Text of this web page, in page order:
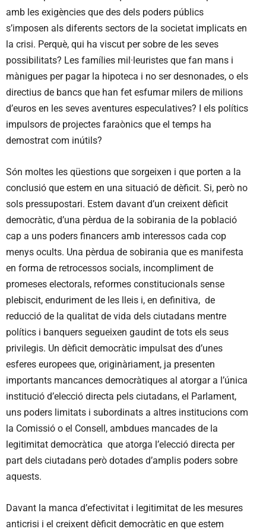
amb les exigències que des dels poders públics
s’imposen als diferents sectors de la societat implicats en
la crisi. Perquè, qui ha viscut per sobre de les seves
possibilitats? Les famílies mil·leuristes que fan mans i
mànigues per pagar la hipoteca i no ser desnonades, o els
directius de bancs que han fet esfumar milers de milions
d’euros en les seves aventures especulatives? I els polítics
impulsors de projectes faraònics que el temps ha
demostrat com inútils?
Són moltes les qüestions que sorgeixen i que porten a la
conclusió que estem en una situació de dèficit. Si, però no
sols pressupostari. Estem davant d’un creixent dèficit
democràtic, d’una pèrdua de la sobirania de la població
cap a uns poders financers amb interessos cada cop
menys ocults. Una pèrdua de sobirania que es manifesta
en forma de retrocessos socials, incompliment de
promeses electorals, reformes constitucionals sense
plebiscit, enduriment de les lleis i, en definitiva, de
reducció de la qualitat de vida dels ciutadans mentre
polítics i banquers segueixen gaudint de tots els seus
privilegis. Un dèficit democràtic impulsat des d’unes
esferes europees que, originàriament, ja presenten
importants mancances democràtiques al atorgar a l’única
institució d’elecció directa pels ciutadans, el Parlament,
uns poders limitats i subordinats a altres institucions com
la Comissió o el Consell, ambdues mancades de la
legitimitat democràtica que atorga l’elecció directa per
part dels ciutadans però dotades d’amplis poders sobre
aquests.
Davant la manca d’efectivitat i legitimitat de les mesures
anticrisi i el creixent dèficit democràtic en que estem